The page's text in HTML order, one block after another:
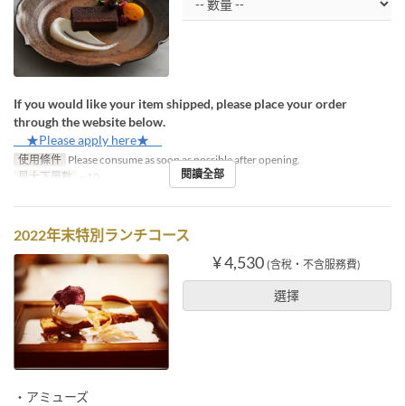
If you would like your item shipped, please place your order
through the website below.
★Please apply here★
使用條件 Please consume as soon as possible after opening.
最大下單數
~ 10 閱讀全部
2022年末特別ランチコース
¥ 4,530 (含稅・不含服務費)
選擇
・アミューズ